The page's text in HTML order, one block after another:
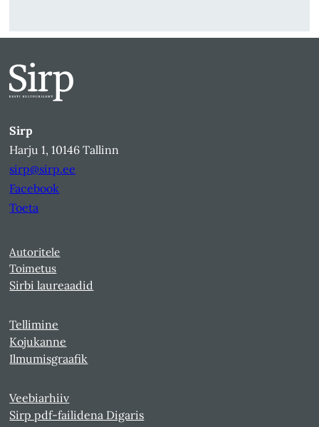
Sirp
Harju 1, 10146 Tallinn
sirp@sirp.ee
Facebook
Toeta
Autoritele
Toimetus
Sirbi laureaadid
Tellimine
Kojukanne
Ilmumisgraafik
Veebiarhiiv
Sirp pdf-failidena Digaris